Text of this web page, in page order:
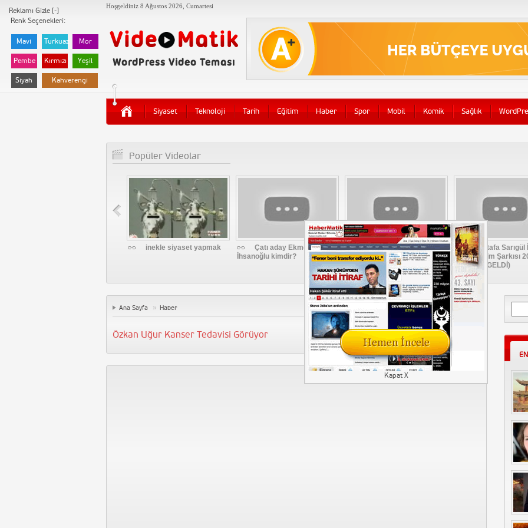
Reklamı Gizle [-]
Renk Seçenekleri:
Mavi Turkuaz Mor
Pembe Kırmızı Yeşil
Siyah Kahverengi
Hoşgeldiniz 8 Ağustos 2026, Cumartesi
Siyaset Teknoloji Tarih Eğitim Haber Spor Mobil Komik Sağlık
Popüler Videolar
inekle siyaset yapmak
Çatı aday Ekmeleddin
İhsanoğlu kimdir?
MHP 2014 Yeni Seçim
şarkısı – Kandırılmaya Hayır
Mustafa Sarıgül
Yerel Seçim Şarkısı
(ZAMANI GELDİ)
Ana Sayfa » Haber 24 Mayıs 2022
Özkan Uğur Kanser Tedavisi Görüyor
Kapat X